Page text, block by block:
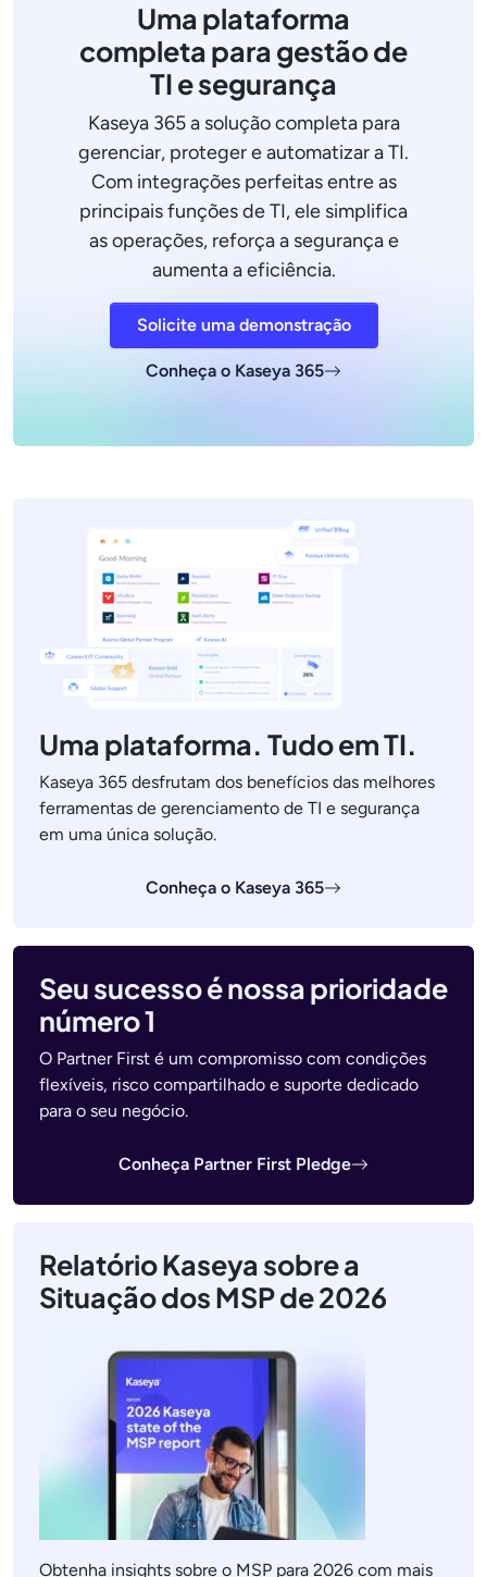
Uma plataforma
completa para gestão de
TI e segurança
Kaseya 365 a solução completa para
gerenciar, proteger e automatizar a TI.
Com integrações perfeitas entre as
principais funções de TI, ele simplifica
as operações, reforça a segurança e
aumenta a eficiência.
Solicite uma demonstração
Conheça o Kaseya 365
Uma plataforma. Tudo em TI.
Kaseya 365 desfrutam dos benefícios das melhores
ferramentas de gerenciamento de TI e segurança
em uma única solução.
Conheça o Kaseya 365
Seu sucesso é nossa prioridade
número 1
O Partner First é um compromisso com condições
flexíveis, risco compartilhado e suporte dedicado
para o seu negócio.
Conheça Partner First Pledge
Relatório Kaseya sobre a
Situação dos MSP de 2026
Obtenha insights sobre o MSP para 2026 com mais